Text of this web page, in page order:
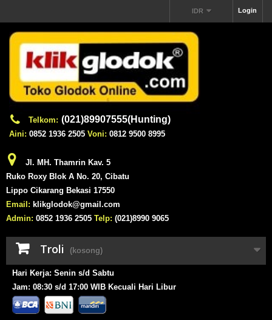
Login
IDR
Telkom: (021)89907555(Hunting)
Aini: 0852 1936 2505 Voni: 0812 9500 8995
Jl. MH. Thamrin Kav. 5
Ruko Roxy Blok A No. 20, Cibatu
Lippo Cikarang Bekasi 17550
Email: klikglodok@gmail.com
Admin: 0852 1936 2505 Telp: (021)8990 9065
Troli (kosong)
Hari Kerja: Senin s/d Sabtu
Jam: 08:30 s/d 17:00 WIB Kecuali Hari Libur